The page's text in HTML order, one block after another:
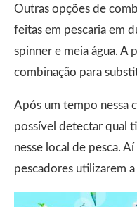
Outras opções de
feitas em pescaria em
spinner e meia água.
combinação para
Após um tempo nessa
possível detectar qual
nesse local de pesca.
pescadores utilizarem